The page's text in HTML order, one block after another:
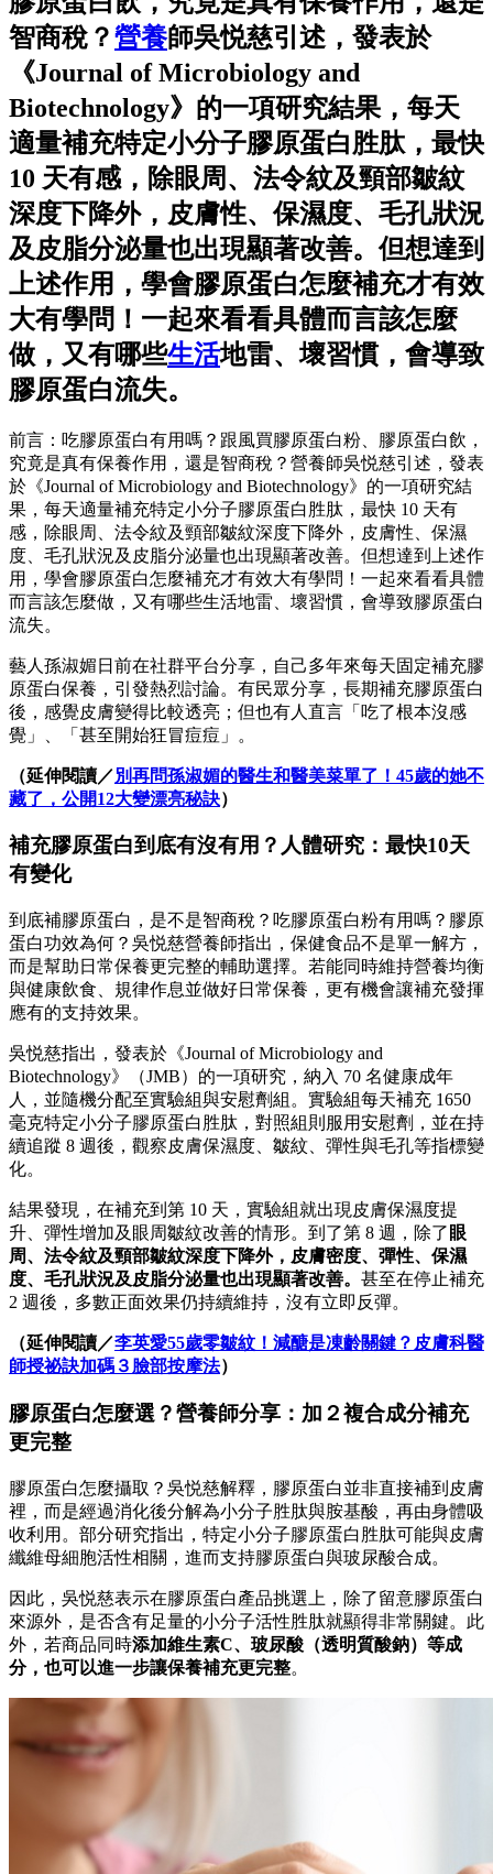
智商稅？營養師吳悦慈引述，發表於
《Journal of Microbiology and
Biotechnology》的一項研究結果，每天
適量補充特定小分子膠原蛋白胜肽，最快
10 天有感，除眼周、法令紋及頸部皺紋
深度下降外，皮膚性、保濕度、毛孔狀況
及皮脂分泌量也出現顯著改善。但想達到
上述作用，學會膠原蛋白怎麼補充才有效
大有學問！一起來看看具體而言該怎麼
做，又有哪些生活地雷、壞習慣，會導致
膠原蛋白流失。
前言：吃膠原蛋白有用嗎？跟風買膠原蛋白粉、膠原蛋白飲，
究竟是真有保養作用，還是智商稅？營養師吳悦慈引述，發表
於《Journal of Microbiology and Biotechnology》的一項研究結
果，每天適量補充特定小分子膠原蛋白胜肽，最快 10 天有
感，除眼周、法令紋及頸部皺紋深度下降外，皮膚性、保濕
度、毛孔狀況及皮脂分泌量也出現顯著改善。但想達到上述作
用，學會膠原蛋白怎麼補充才有效大有學問！一起來看看具體
而言該怎麼做，又有哪些生活地雷、壞習慣，會導致膠原蛋白
流失。
藝人孫淑媚日前在社群平台分享，自己多年來每天固定補充膠
原蛋白保養，引發熱烈討論。有民眾分享，長期補充膠原蛋白
後，感覺皮膚變得比較透亮；但也有人直言「吃了根本沒感
覺」、「甚至開始狂冒痘痘」。
（延伸閱讀／別再問孫淑媚的醫生和醫美菜單了！45歲的她不
藏了，公開12大變漂亮秘訣）
補充膠原蛋白到底有沒有用？人體研究：最快10天
有變化
到底補膠原蛋白，是不是智商稅？吃膠原蛋白粉有用嗎？膠原
蛋白功效為何？吳悦慈營養師指出，保健食品不是單一解方，
而是幫助日常保養更完整的輔助選擇。若能同時維持營養均衡
與健康飲食、規律作息並做好日常保養，更有機會讓補充發揮
應有的支持效果。
吳悦慈指出，發表於《Journal of Microbiology and
Biotechnology》（JMB）的一項研究，納入 70 名健康成年
人，並隨機分配至實驗組與安慰劑組。實驗組每天補充 1650
毫克特定小分子膠原蛋白胜肽，對照組則服用安慰劑，並在持
續追蹤 8 週後，觀察皮膚保濕度、皺紋、彈性與毛孔等指標變
化。
結果發現，在補充到第 10 天，實驗組就出現皮膚保濕度提
升、彈性增加及眼周皺紋改善的情形。到了第 8 週，除了 眼
周、法令紋及頸部皺紋深度下降外，皮膚密度、彈性、保濕
度、毛孔狀況及皮脂分泌量也出現顯著改善。 甚至在停止補充
2 週後，多數正面效果仍持續維持，沒有立即反彈。
（延伸閱讀／李英愛55歲零皺紋！減醣是凍齡關鍵？皮膚科醫
師授祕訣加碼３臉部按摩法）
膠原蛋白怎麼選？營養師分享：加２複合成分補充
更完整
膠原蛋白怎麼攝取？吳悦慈解釋，膠原蛋白並非直接補到皮膚
裡，而是經過消化後分解為小分子胜肽與胺基酸，再由身體吸
收利用。部分研究指出，特定小分子膠原蛋白胜肽可能與皮膚
纖維母細胞活性相關，進而支持膠原蛋白與玻尿酸合成。
因此，吳悦慈表示在膠原蛋白產品挑選上，除了留意膠原蛋白
來源外，是否含有足量的小分子活性胜肽就顯得非常關鍵。此
外，若商品同時添加維生素C、玻尿酸（透明質酸鈉）等成
分，也可以進一步讓保養補充更完整。